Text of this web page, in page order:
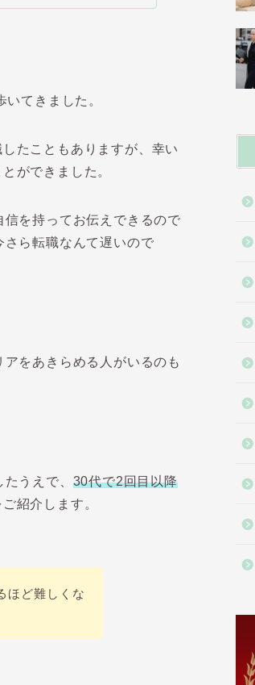
てきました。
たこともありますが、幸い
ができました。
を持ってお伝えできるので
ら転職なんて遅いので
をあきらめる人がいるのも
うえで、 30代で2回目以降
ご紹介します。
ほど難しくな